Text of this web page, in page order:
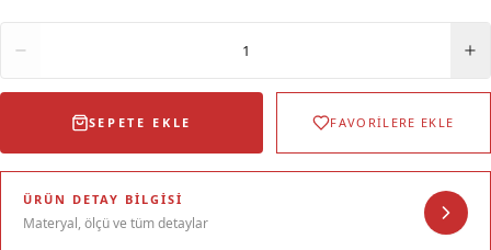
1
SEPETE EKLE FAVORİLERE EKLE
ÜRÜN DETAY BILGISI
Materyal, ölçü ve tüm detaylar